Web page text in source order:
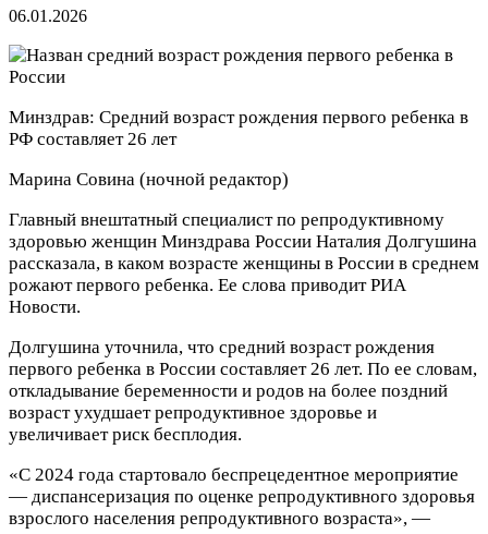
06.01.2026
Минздрав: Средний возраст рождения первого ребенка в
РФ составляет 26 лет
Марина Совина (ночной редактор)
Главный внештатный специалист по репродуктивному
здоровью женщин Минздрава России Наталия Долгушина
рассказала, в каком возрасте женщины в России в среднем
рожают первого ребенка. Ее слова приводит РИА
Новости.
Долгушина уточнила, что средний возраст рождения
первого ребенка в России составляет 26 лет. По ее словам,
откладывание беременности и родов на более поздний
возраст ухудшает репродуктивное здоровье и
увеличивает риск бесплодия.
«С 2024 года стартовало беспрецедентное мероприятие
— диспансеризация по оценке репродуктивного здоровья
взрослого населения репродуктивного возраста», —